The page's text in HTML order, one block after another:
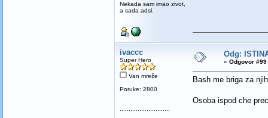
Nekada sam imao zivot,
a sada adsl.
ivaccc
Super Hero
Van mreže
Poruke: 2800
............................
Odg:
« Odgovor
Bash me briga za
Osoba ispod che